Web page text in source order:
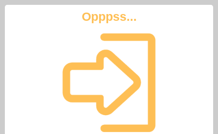
Opppss...